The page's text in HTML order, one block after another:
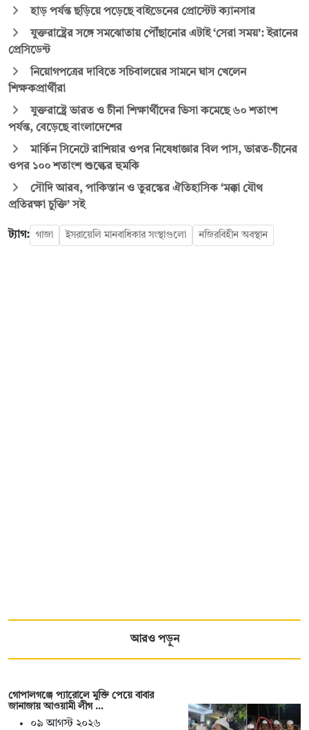
হাড় পর্যন্ত ছড়িয়ে পড়েছে বাইডেনের প্রোস্টেট ক্যানসার
যুক্তরাষ্ট্রের সঙ্গে সমঝোতায় পৌঁছানোর এটাই ‘সেরা সময়’: ইরানের
প্রেসিডেন্ট
নিয়োগপত্রের দাবিতে সচিবালয়ের সামনে ঘাস খেলেন
শিক্ষকপ্রার্থীরা
যুক্তরাষ্ট্রে ভারত ও চীনা শিক্ষার্থীদের ভিসা কমেছে ৬০ শতাংশ
পর্যন্ত, বেড়েছে বাংলাদেশের
মার্কিন সিনেটে রাশিয়ার ওপর নিষেধাজ্ঞার বিল পাস, ভারত-চীনের
ওপর ১০০ শতাংশ শুল্কের হুমকি
সৌদি আরব, পাকিস্তান ও তুরস্কের ঐতিহাসিক ‘মক্কা যৌথ
প্রতিরক্ষা চুক্তি’ সই
ট্যাগ: গাজা ইসরায়েলি মানবাধিকার সংস্থাগুলো নজিরবিহীন অবস্থান
আরও পড়ুন
গোপালগঞ্জে প্যারোলে মুক্তি পেয়ে বাবার
জানাজায় আওয়ামী লীগ …
০৯ আগস্ট ২০২৬